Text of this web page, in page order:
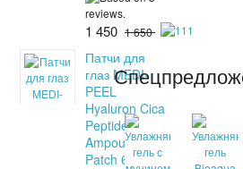
1 450 1 650
Патчи для
глаз MEDI-
PEEL
Hyaluron Cica
Peptide 9
Ampoule Eye
Patch 60 шт